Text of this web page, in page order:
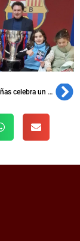
El Consejo de Peñas celebra un nuevo Plenario